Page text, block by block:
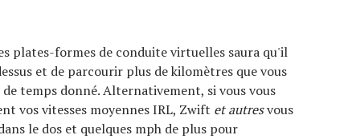
plates-formes de conduite virtuelles saura qu'il
et de parcourir plus de kilomètres que vous
temps donné. Alternativement, si vous vous
vos vitesses moyennes IRL, Zwift et autresvous
le dos et quelques mph de plus pour